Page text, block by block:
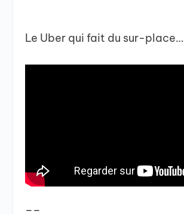
Le Uber qui fait du sur-place…
__